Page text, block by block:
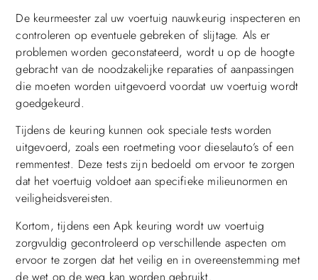
De keurmeester zal uw voertuig nauwkeurig inspecteren en
controleren op eventuele gebreken of slijtage. Als er
problemen worden geconstateerd, wordt u op de hoogte
gebracht van de noodzakelijke reparaties of aanpassingen
die moeten worden uitgevoerd voordat uw voertuig wordt
goedgekeurd.
Tijdens de keuring kunnen ook speciale tests worden
uitgevoerd, zoals een roetmeting voor dieselauto’s of een
remmentest. Deze tests zijn bedoeld om ervoor te zorgen
dat het voertuig voldoet aan specifieke milieunormen en
veiligheidsvereisten.
Kortom, tijdens een Apk keuring wordt uw voertuig
zorgvuldig gecontroleerd op verschillende aspecten om
ervoor te zorgen dat het veilig en in overeenstemming met
de wet op de weg kan worden gebruikt.